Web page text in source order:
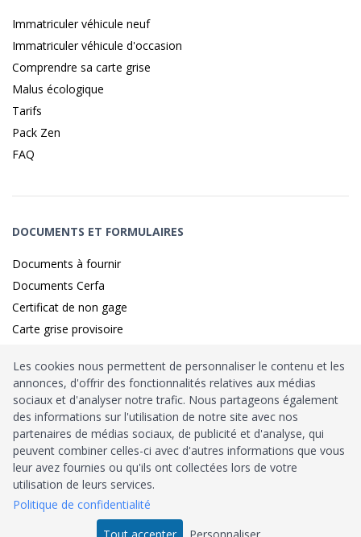
Immatriculer véhicule neuf
Immatriculer véhicule d'occasion
Comprendre sa carte grise
Malus écologique
Tarifs
Pack Zen
FAQ
DOCUMENTS ET FORMULAIRES
Documents à fournir
Documents Cerfa
Certificat de non gage
Carte grise provisoire
Identité sécurisé parFranceConnect
Habilitation Ministère de l’Intérieur : n°212900
Agrément Trésor Public : n°52480
Tous droits réservés © 2026
Les cookies nous permettent de personnaliser le contenu et les
annonces, d'offrir des fonctionnalités relatives aux médias
sociaux et d'analyser notre trafic. Nous partageons également
des informations sur l'utilisation de notre site avec nos
partenaires de médias sociaux, de publicité et d'analyse, qui
peuvent combiner celles-ci avec d'autres informations que vous
leur avez fournies ou qu'ils ont collectées lors de votre
utilisation de leurs services.
Politique de confidentialité